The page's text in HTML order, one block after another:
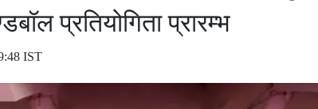
प्रतियोगिता प्रारम्भ
IST